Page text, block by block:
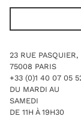
23 RUE PASQUIER,
75008 PARIS
+33 (0)1 40 07 05
DU MARDI AU
SAMEDI
DE 11H À 19H30